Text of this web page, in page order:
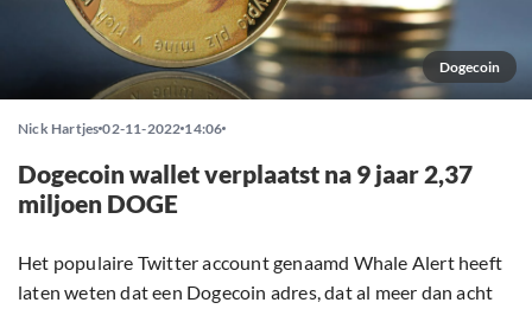
Dogecoin
Nick Hartjes 02-11-2022 14:06
Dogecoin wallet verplaatst na 9 jaar 2,37
miljoen DOGE
Het populaire Twitter account genaamd Whale Alert heeft
laten weten dat een Dogecoin adres, dat al meer dan acht